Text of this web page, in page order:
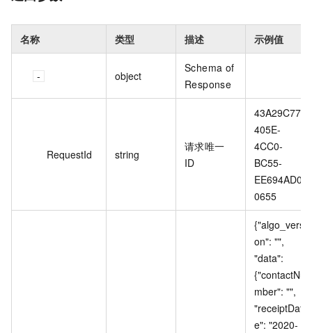
名称 类型 描述 示例值
object
Schema of
Response
RequestId string
请求唯一
ID
43A29C77-
405E-
4CC0-
BC55-
EE694AD0
0655
{"algo_versi
on": "",
"data":
{"contactNu
mber": "",
"receiptDat
e": "2020-